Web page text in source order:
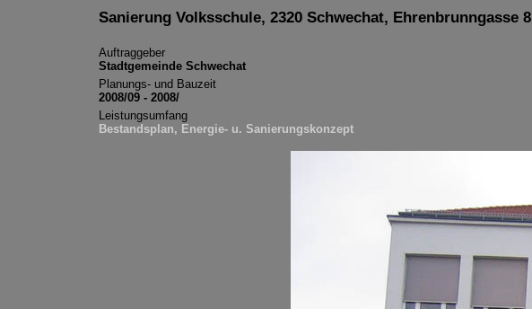
Sanierung Volksschule, 2320 Schwechat, Ehrenbrunngasse 8
Auftraggeber
Stadtgemeinde Schwechat
Planungs- und Bauzeit
2008/09 - 2008/
Leistungsumfang
Bestandsplan, Energie- u. Sanierungskonzept